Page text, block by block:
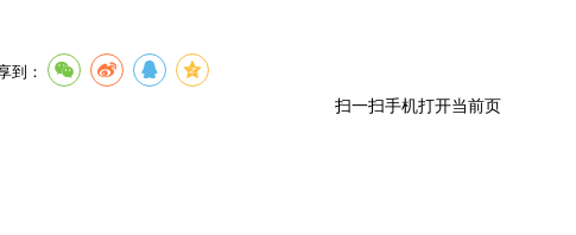
到：
扫一扫手机打开当前页